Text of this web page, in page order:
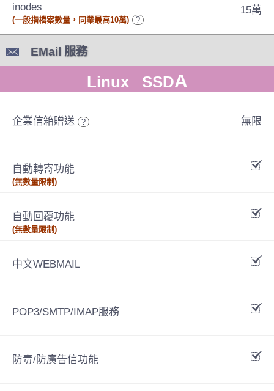
inodes
(一般指檔案數量，同業最高10萬) ?
15萬
EMail 服務
Linux SSDA
企業信箱贈送 ? 無限
自動轉寄功能
(無數量限制)
自動回覆功能
(無數量限制)
中文WEBMAIL
POP3/SMTP/IMAP服務
防毒/防廣告信功能